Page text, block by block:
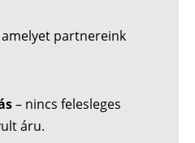
partnereink
– nincs felesleges
áru.